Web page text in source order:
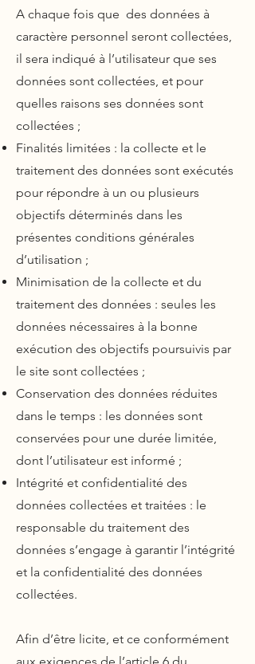
A chaque fois que des données à
caractère personnel seront collectées,
il sera indiqué à l’utilisateur que ses
données sont collectées, et pour
quelles raisons ses données sont
collectées ;
Finalités limitées : la collecte et le
traitement des données sont exécutés
pour répondre à un ou plusieurs
objectifs déterminés dans les
présentes conditions générales
d’utilisation ;
Minimisation de la collecte et du
traitement des données : seules les
données nécessaires à la bonne
exécution des objectifs poursuivis par
le site sont collectées ;
Conservation des données réduites
dans le temps : les données sont
conservées pour une durée limitée,
dont l’utilisateur est informé ;
Intégrité et confidentialité des
données collectées et traitées : le
responsable du traitement des
données s’engage à garantir l’intégrité
et la confidentialité des données
collectées.
Afin d’être licite, et ce conformément